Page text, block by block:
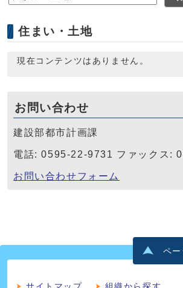
住まい・土地
現在コンテンツはありません。
お問い合わせ
建設部都市計画課
電話: 0595-22-9731 ファックス:
お問い合わせフォーム
ペ
サイトマップ 組織から探す